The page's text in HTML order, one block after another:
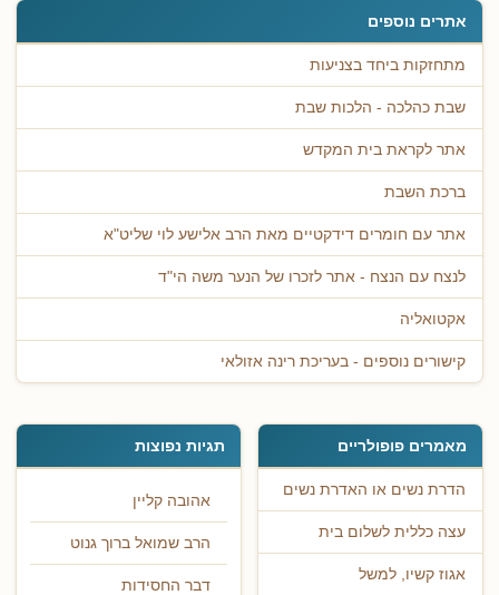
אתרים נוספים
מתחזקות ביחד בצניעות
שבת כהלכה - הלכות שבת
אתר לקראת בית המקדש
ברכת השבת
אתר עם חומרים דידקטיים מאת הרב אלישע לוי שליט"א
לנצח עם הנצח - אתר לזכרו של הנער משה הי"ד
אקטואליה
קישורים נוספים - בעריכת רינה אזולאי
מאמרים פופולריים
הדרת נשים או האדרת נשים
עצה כללית לשלום בית
אגוז קשיו, למשל
תגיות נפוצות
אהובה קליין
הרב שמואל ברוך גנוט
דבר החסידות